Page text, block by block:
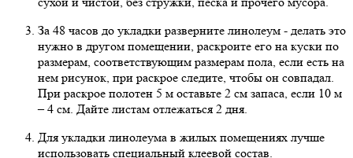
За 48 часов до укладки разверните линолеум - делать это
нужно в другом помещении, раскроите его на куски по
размерам, соответствующим размерам пола, если есть на
нем рисунок, при раскрое следите, чтобы он совпадал.
При раскрое полотен 5 м оставьте 2 см запаса, если 10 м
– 4 см. Дайте листам отлежаться 2 дня.
Для укладки линолеума в жилых помещениях лучше
использовать специальный клеевой состав.